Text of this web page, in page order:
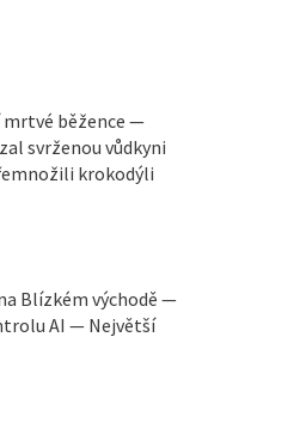
mrtvé běžence —
svrženou vůdkyni
krokodýli
Blízkém východě —
AI — Největší